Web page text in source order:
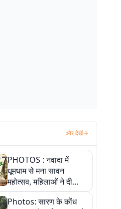
और देखें
PHOTOS : नवादा में
धूमधाम से मना सावन
महोत्सव, महिलाओं ने दी
सांस्कृतिक प्रस्तुतियां
Photos: सारण के कोंध